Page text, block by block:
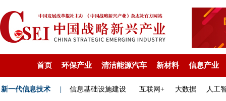
首页 环保产业 清洁能源汽车 新材料 信息产业
新一代信息技术 信息基础设施建设 互联网+ 大数据 人工